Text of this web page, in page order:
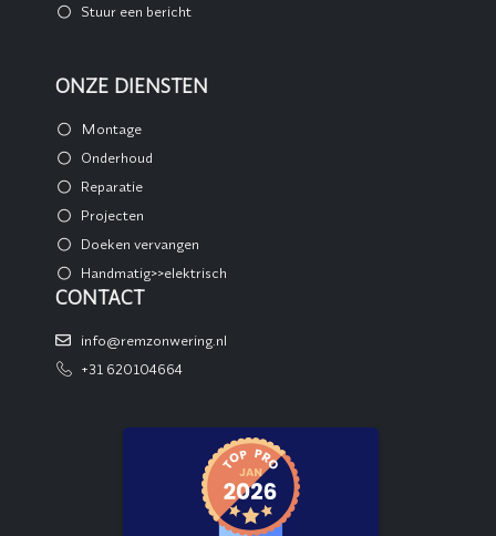
Stuur een bericht
ONZE DIENSTEN
Montage
Onderhoud
Reparatie
Projecten
Doeken vervangen
Handmatig>>elektrisch
CONTACT
info@remzonwering.nl
+31 620104664